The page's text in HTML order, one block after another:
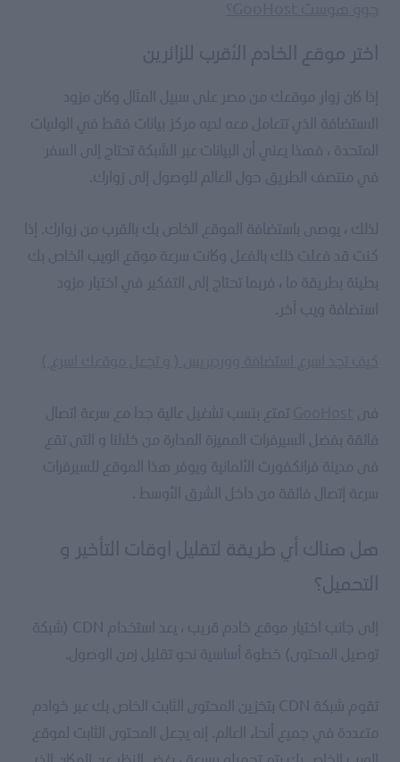
اختر موقع الخادم الأقرب للزائرين
إذا كان زوار موقعك من مصر على سبيل المثال وكان مزود
الاستضافة الذي تتعامل معه لديه مركز بيانات فقط في الولايات
المتحدة ، فهذا يعني أن البيانات عبر الشبكة تحتاج إلى السفر
في منتصف الطريق حول العالم للوصول إلى زوارك.
لذلك ، يوصى باستضافة الموقع الخاص بك بالقرب من زوارك. إذا
كنت قد فعلت ذلك بالفعل وكانت سرعة موقع الويب الخاص بك
بطيئة بطريقة ما ، فربما تحتاج إلى التفكير في اختيار مزود
استضافة ويب آخر.
فى
تمتع بنسب تشغيل عالية جدا مع سرعة اتصال
فائقة بفضل السيرفرات المميزة المدارة من خلالنا و التى تقع
فى مدينة فرانكفورت الألمانية ويوفر هذا الموقع للسيرفرات
سرعة إتصال فائقة من داخل الشرق الأوسط .
هل هناك أي طريقة لتقليل اوقات التأخير و
التحميل؟
إلى جانب اختيار موقع خادم قريب ، يعد استخدام CDN (شبكة
توصيل المحتوى) خطوة أساسية نحو تقليل زمن الوصول.
تقوم شبكة CDN بتخزين المحتوى الثابت الخاص بك عبر خوادم
متعددة في جميع أنحاء العالم. إنه يجعل المحتوى الثابت لموقع